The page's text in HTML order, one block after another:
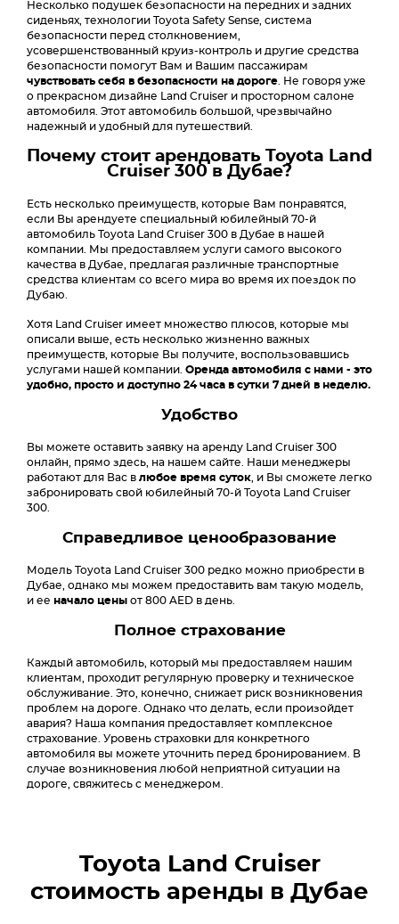
Несколько подушек безопасности на передних и задних
сиденьях, технологии Toyota Safety Sense, система
безопасности перед столкновением,
усовершенствованный круиз-контроль и другие средства
безопасности помогут Вам и Вашим пассажирам
чувствовать себя в безопасности на дороге . Не говоря уже
о прекрасном дизайне Land Cruiser и просторном салоне
автомобиля. Этот автомобиль большой, чрезвычайно
надежный и удобный для путешествий.
Почему стоит арендовать Toyota Land
Cruiser 300 в Дубае?
Есть несколько преимуществ, которые Вам понравятся,
если Вы арендуете специальный юбилейный 70-й
автомобиль Toyota Land Cruiser 300 в Дубае в нашей
компании. Мы предоставляем услуги самого высокого
качества в Дубае, предлагая различные транспортные
средства клиентам со всего мира во время их поездок по
Дубаю.
Хотя Land Cruiser имеет множество плюсов, которые мы
описали выше, есть несколько жизненно важных
преимуществ, которые Вы получите, воспользовавшись
услугами нашей компании. Оренда автомобиля с нами - это
удобно, просто и доступно 24 часа в сутки 7 дней в неделю.
Удобство
Вы можете оставить заявку на аренду Land Cruiser 300
онлайн, прямо здесь, на нашем сайте. Наши менеджеры
работают для Вас в любое время суток , и Вы сможете легко
забронировать свой юбилейный 70-й Toyota Land Cruiser
300.
Справедливое ценообразование
Модель Toyota Land Cruiser 300 редко можно приобрести в
Дубае, однако мы можем предоставить вам такую модель,
и ее начало цены от 800 AED в день.
Полное страхование
Каждый автомобиль, который мы предоставляем нашим
клиентам, проходит регулярную проверку и техническое
обслуживание. Это, конечно, снижает риск возникновения
проблем на дороге. Однако что делать, если произойдет
авария? Наша компания предоставляет комплексное
страхование. Уровень страховки для конкретного
автомобиля вы можете уточнить перед бронированием. В
случае возникновения любой неприятной ситуации на
дороге, свяжитесь с менеджером.
Toyota Land Cruiser
стоимость аренды в Дубае